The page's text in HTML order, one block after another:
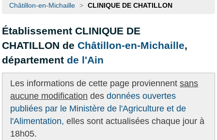
Châtillon-en-Michaille > CLINIQUE DE CHATILLON
Établissement CLINIQUE DE
CHATILLON deChâtillon-en-Michaille,
départementde l'Ain
Les informations de cette page proviennentsans
aucune modification desdonnées ouvertes
publiées par le Ministère de l'Agriculture et de
l'Alimentation, elles sont actualisées chaque jour à
18h05.